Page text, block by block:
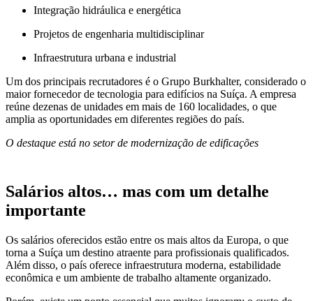
Integração hidráulica e energética
Projetos de engenharia multidisciplinar
Infraestrutura urbana e industrial
Um dos principais recrutadores é o Grupo Burkhalter, considerado o
maior fornecedor de tecnologia para edifícios na Suíça. A empresa
reúne dezenas de unidades em mais de 160 localidades, o que
amplia as oportunidades em diferentes regiões do país.
O destaque está no setor de modernização de edificações
Salários altos… mas com um detalhe
importante
Os salários oferecidos estão entre os mais altos da Europa, o que
torna a Suíça um destino atraente para profissionais qualificados.
Além disso, o país oferece infraestrutura moderna, estabilidade
econômica e um ambiente de trabalho altamente organizado.